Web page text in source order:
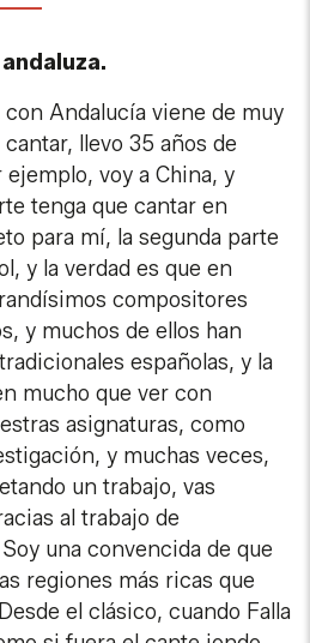
para mí, la segunda parte
y la verdad es que en
compositores
y muchos de ellos han
españolas, y la
mucho que ver con
asignaturas, como
y muchas veces,
un trabajo, vas
al trabajo de
una convencida de que
regiones más ricas que
el clásico, cuando Falla
si fuera el cante jondo,
un grandísimo reto porque
el cante jondo en
falta empaparse